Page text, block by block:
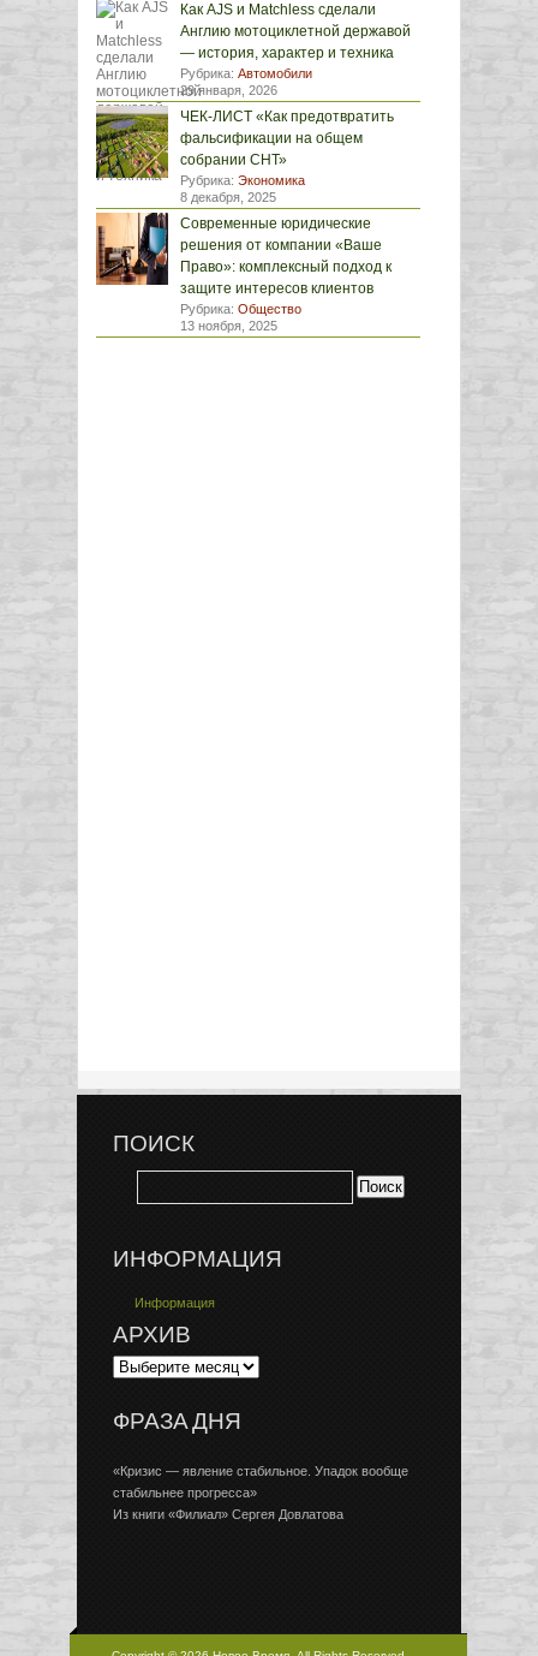
Как AJS и Matchless сделали
Англию мотоциклетной державой
— история, характер и техника
Рубрика: Автомобили
29 января, 2026
ЧЕК-ЛИСТ «Как предотвратить
фальсификации на общем
собрании СНТ»
Рубрика: Экономика
8 декабря, 2025
Современные юридические
решения от компании «Ваше
Право»: комплексный подход к
защите интересов клиентов
Рубрика: Общество
13 ноября, 2025
ПОИСК
ИНФОРМАЦИЯ
Информация
АРХИВ
ФРАЗА ДНЯ
«Кризис — явление стабильное. Упадок вообще
стабильнее прогресса»
Из книги «Филиал» Сергея Довлатова